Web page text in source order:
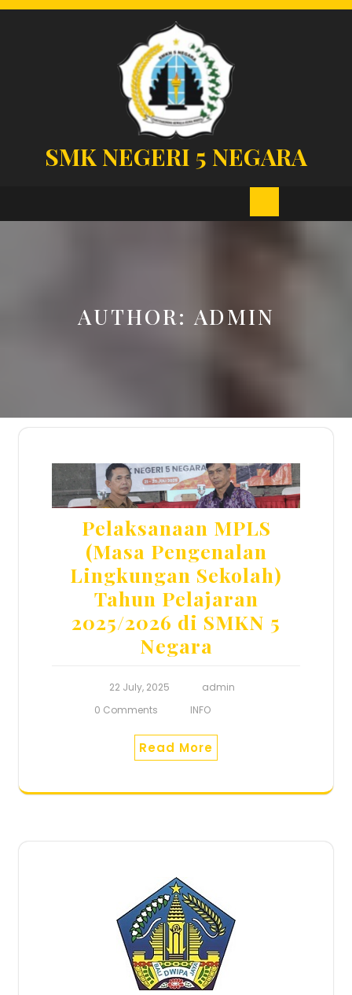
Skip
SMK NEGERI 5 NEGARA
Open
AUTHOR: ADMIN
Pelaksanaan MPLS
(Masa Pengenalan
Lingkungan Sekolah)
Tahun Pelajaran
2025/2026 di SMKN 5
Negara
22 July, 2025
admin
0 Comments
INFO
Read More